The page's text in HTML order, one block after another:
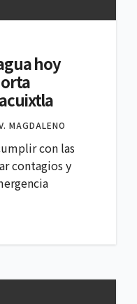
hoy
MAGDALENO
con las
contagios y